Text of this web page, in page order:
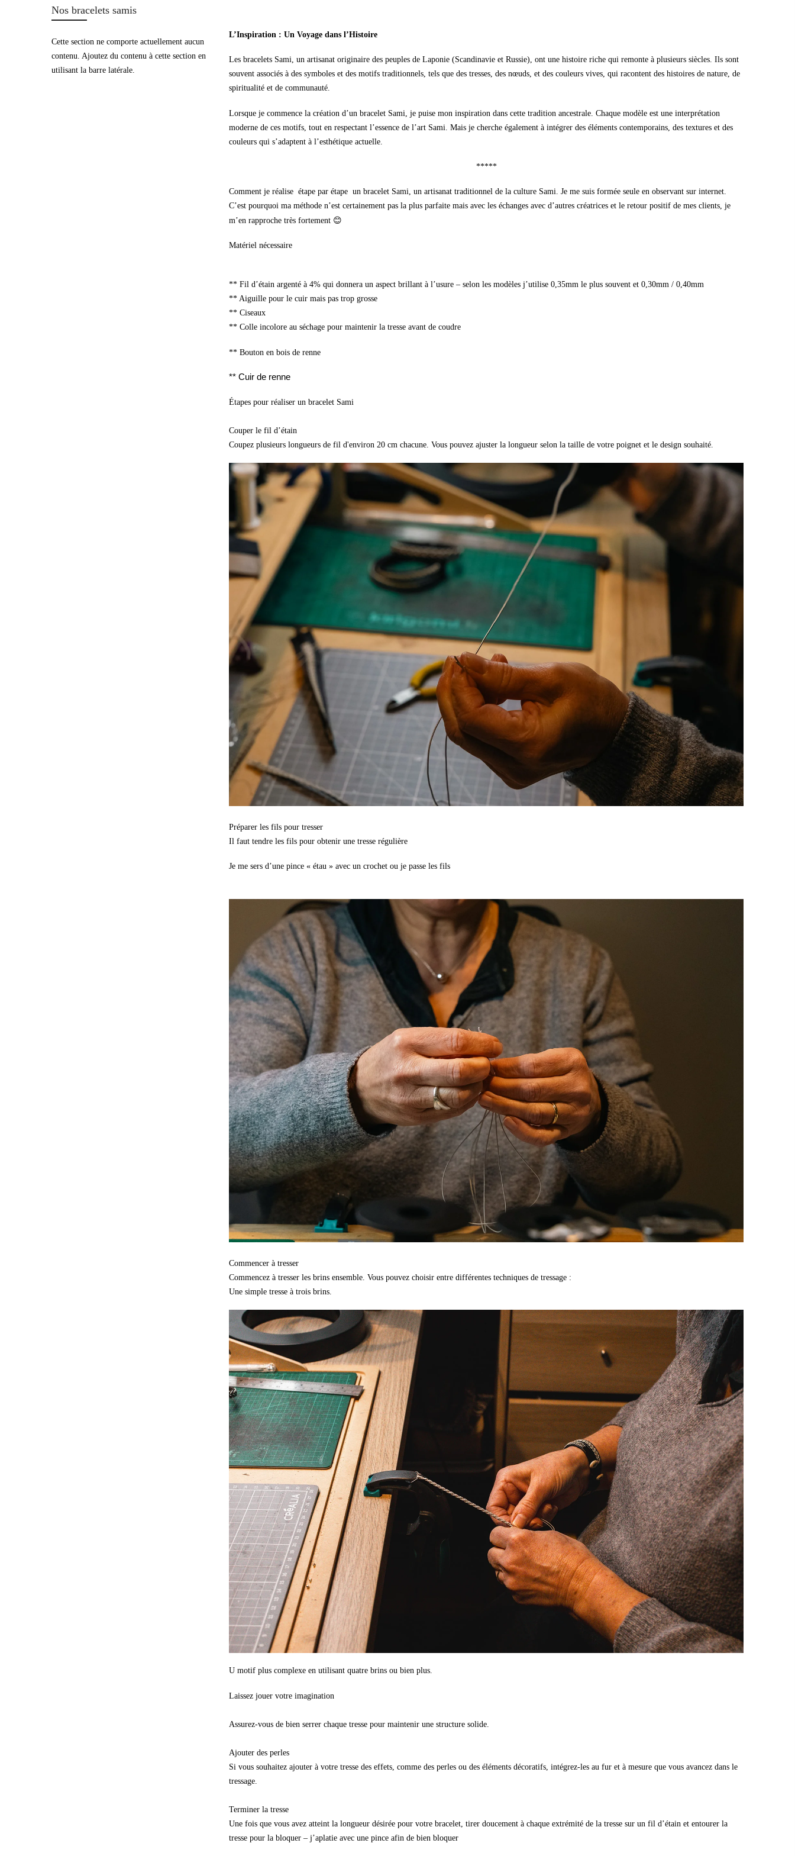
Nos bracelets samis
Cette section ne comporte actuellement aucun
contenu. Ajoutez du contenu à cette section en
utilisant la barre latérale.
L’Inspiration : Un Voyage dans l’Histoire
Les bracelets Sami, un artisanat originaire des peuples de Laponie (Scandinavie et Russie), ont une histoire riche qui remonte à plusieurs siècles. Ils sont
souvent associés à des symboles et des motifs traditionnels, tels que des tresses, des nœuds, et des couleurs vives, qui racontent des histoires de nature, de
spiritualité et de communauté.
Lorsque je commence la création d’un bracelet Sami, je puise mon inspiration dans cette tradition ancestrale. Chaque modèle est une interprétation
moderne de ces motifs, tout en respectant l’essence de l’art Sami. Mais je cherche également à intégrer des éléments contemporains, des textures et des
couleurs qui s’adaptent à l’esthétique actuelle.
*****
Comment je réalise étape par étape un bracelet Sami, un artisanat traditionnel de la culture Sami. Je me suis formée seule en observant sur internet.
C’est pourquoi ma méthode n’est certainement pas la plus parfaite mais avec les échanges avec d’autres créatrices et le retour positif de mes clients, je
m’en rapproche très fortement 😊
Matériel nécessaire
** Fil d’étain argenté à 4% qui donnera un aspect brillant à l’usure – selon les modèles j’utilise 0,35mm le plus souvent et 0,30mm / 0,40mm
** Aiguille pour le cuir mais pas trop grosse
** Ciseaux
** Colle incolore au séchage pour maintenir la tresse avant de coudre
** Bouton en bois de renne
** Cuir de renne
Étapes pour réaliser un bracelet Sami
Couper le fil d’étain
Coupez plusieurs longueurs de fil d'environ 20 cm chacune. Vous pouvez ajuster la longueur selon la taille de votre poignet et le design souhaité.
Préparer les fils pour tresser
Il faut tendre les fils pour obtenir une tresse régulière
Je me sers d’une pince « étau » avec un crochet ou je passe les fils
Commencer à tresser
Commencez à tresser les brins ensemble. Vous pouvez choisir entre différentes techniques de tressage :
Une simple tresse à trois brins.
U motif plus complexe en utilisant quatre brins ou bien plus.
Laissez jouer votre imagination
Assurez-vous de bien serrer chaque tresse pour maintenir une structure solide.
Ajouter des perles
Si vous souhaitez ajouter à votre tresse des effets, comme des perles ou des éléments décoratifs, intégrez-les au fur et à mesure que vous avancez dans le
tressage.
Terminer la tresse
Une fois que vous avez atteint la longueur désirée pour votre bracelet, tirer doucement à chaque extrémité de la tresse sur un fil d’étain et entourer la
tresse pour la bloquer – j’aplatie avec une pince afin de bien bloquer
à votre commande
prendra effet au moment de